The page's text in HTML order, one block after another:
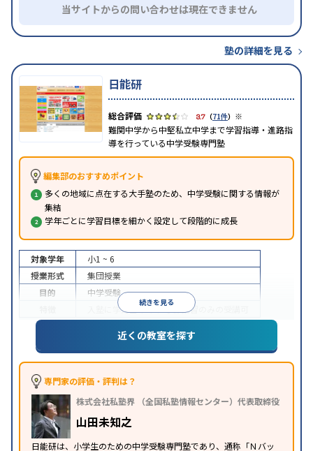
当サイトからの問い合わせは現在できません
塾の詳細を見る
日能研
3.7 （71件） ※
難関中学から中堅私立中学まで学習指導・進路指
導を行っている中学受験専門塾
編集部のおすすめポイント
多くの地域に点在する大手塾のため、中学受験に関する情報が
集結
学年ごとに学習目標を細かく設定して段階的に成長
続きを見る
対象学年
小1 ~ 6
授業形式
集団授業
目的
中学受験
入塾に学力基準あり季節講習のみの受講可
※2023年10月調査。
を参照
近くの教室を探す
専門家の評価・評判は？
株式会社私塾界 （全国私塾情報センター）代表取締役
山田未知之
日能研は、小学生のための中学受験専門塾であり、通称「Ｎバッ